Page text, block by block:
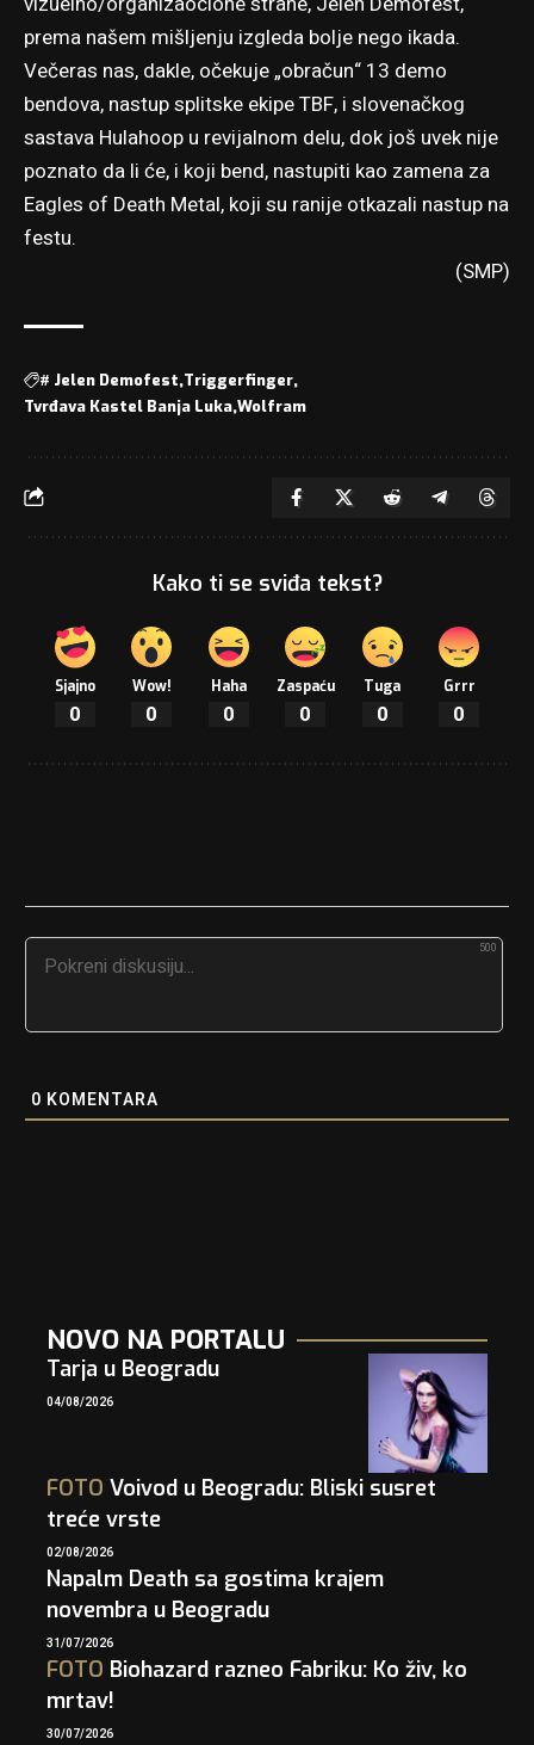
prema našem mišljenju izgleda bolje nego ikada.
Večeras nas, dakle, očekuje „obračun“ 13 demo
bendova, nastup splitske ekipe TBF, i slovenačkog
sastava Hulahoop u revijalnom delu, dok još uvek nije
poznato da li će, i koji bend, nastupiti kao zamena za
Eagles of Death Metal, koji su ranije otkazali nastup na
festu.
(SMP)
# Jelen Demofest Triggerfinger
Tvrđava Kastel Banja Luka Wolfram
Kako ti se sviđa tekst?
Sjajno
0
Wow!
0
Haha
0
Zaspaću
0
Tuga
0
Grrr
0
500
0 KOMENTARA
NOVO NA PORTALU
Tarja u Beogradu
04/08/2026
FOTO Voivod u Beogradu: Bliski susret
treće vrste
02/08/2026
Napalm Death sa gostima krajem
novembra u Beogradu
31/07/2026
FOTO Biohazard razneo Fabriku: Ko živ, ko
mrtav!
30/07/2026